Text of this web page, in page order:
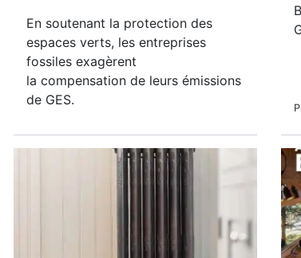
En soutenant la protection des
espaces verts, les entreprises
fossiles exagèrent
la compensation de leurs émissions
de GES.